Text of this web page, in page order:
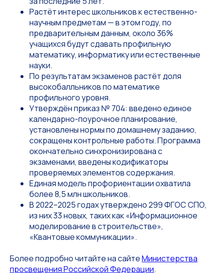
Растёт интерес школьников к естественно-
научным предметам — в этом году, по
предварительным данным, около 36%
учащихся будут сдавать профильную
математику, информатику или естественные
науки.
По результатам экзаменов растёт доля
высокобалльников по математике
профильного уровня.
Утверждён приказ № 704: введено единое
календарно-поурочное планирование,
установлены нормы по домашнему заданию,
сокращены контрольные работы. Программа
окончательно синхронизирована с
экзаменами, введены кодификаторы
проверяемых элементов содержания.
Единая модель профориентации охватила
более 8,5 млн школьников.
В 2022–2025 годах утверждено 299 ФГОС СПО,
из них 33 новых, таких как «Информационное
моделирование в строительстве»,
«Квантовые коммуникации».
Более подробно читайте на сайтеМинистерства
просвещения Российской Федерации.